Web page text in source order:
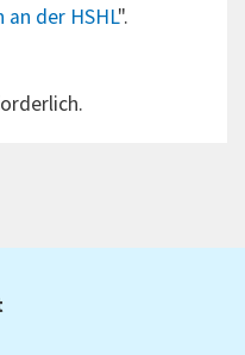
der HSHL".